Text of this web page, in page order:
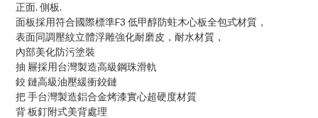
正面. 側板.
面板採用符合國際標準F3 低甲醇防蛀木心板全包式材質，
表面同調壓紋立體浮雕強化耐磨皮，耐水材質，
內部美化防污塗裝
抽 屜採用台灣製造高級鋼珠滑軌
鉸 鏈高級油壓緩衝鉸鏈
把 手台灣製造鋁合金烤漆實心超硬度材質
背 板釘附式美背處理